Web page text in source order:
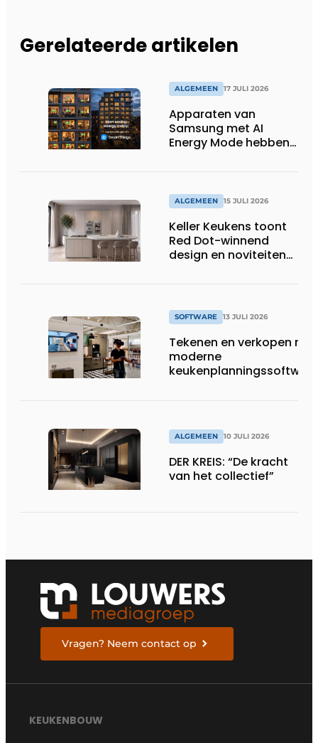
Gerelateerde artikelen
ALGEMEEN 17 JULI 2026
Apparaten van
Samsung met AI
Energy Mode hebben
huishoudens, wat
overeenkomt met het
wassen van 22.023.110
voetbalshirts
ALGEMEEN 15 JULI 2026
Keller Keukens toont
Red Dot-winnend
design en noviteiten
SOFTWARE 13 JULI 2026
Tekenen en verkopen met
moderne
keukenplanningssoftware
ALGEMEEN 10 JULI 2026
DER KREIS: “De kracht
van het collectief”
Vragen? Neem contact op
KEUKENBOUW